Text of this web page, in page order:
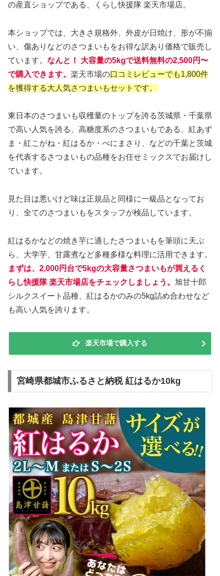
の産直ショップである、くらし快援隊 楽天市場店。
本ショップでは、大きさ規格外、外皮が日焼け、形が不揃
い、傷ありなどのさつまいもをお得な訳あり価格で販売し
ています。 なんと！ 大容量の5kgで送料無料の2,500円〜
で購入できます。 楽天市場の口コミレビューでも1,800件
を獲得する大人気さつまいもセットです。
東日本のさつまいも収穫量のトップを誇る茨城県・千葉県
で高い人気を誇る、高糖度系のさつまいもである、紅あず
ま・紅こがね・紅はるか・べにまさり、などの千葉と茨城
を代表するさつまいもの品種をお任せミックスでお届けし
ています。
見た目は悪いけど味は正規品と同様に一級品となってお
り、全てのさつまいもをスタッフが検品しています。
紅はるかなどの焼き芋に適したさつまいもを筆頭に天ぷ
ら、大学芋、甘露煮など多種多様な料理に活用できます。
まずは、2,000円台で5kgの大容量さつまいもが買えるく
らし快援隊 楽天市場店をチェックしましょう。 旭甘十郎
シルクスイート品種、紅はるかのみの5kg詰め合わせなど
も高い人気を誇ります。
楽天市場で購入する
宮崎県都城市ふるさと納税 紅はるか10kg